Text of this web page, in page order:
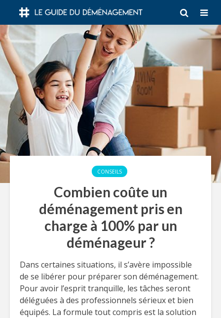
CONSEILS
Combien coûte un
déménagement pris en
charge à 100% par un
déménageur ?
Dans certaines situations, il s’avère impossible
de se libérer pour préparer son déménagement.
Pour avoir l’esprit tranquille, les tâches seront
déléguées à des professionnels sérieux et bien
équipés. La formule tout compris est la solution